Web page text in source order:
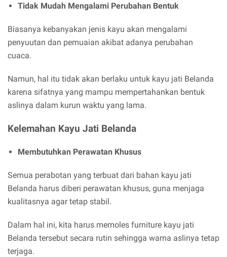
Tidak Mudah Mengalami Perubahan Bentuk
Biasanya kebanyakan jenis kayu akan mengalami
penyuutan dan pemuaian akibat adanya perubahan
cuaca.
Namun, hal itu tidak akan berlaku untuk kayu jati Belanda
karena sifatnya yang mampu mempertahankan bentuk
aslinya dalam kurun waktu yang lama.
Kelemahan Kayu Jati Belanda
Membutuhkan Perawatan Khusus
Semua perabotan yang terbuat dari bahan kayu jati
Belanda harus diberi perawatan khusus, guna menjaga
kualitasnya agar tetap stabil.
Dalam hal ini, kita harus memoles furniture kayu jati
Belanda tersebut secara rutin sehingga warna aslinya tetap
terjaga.